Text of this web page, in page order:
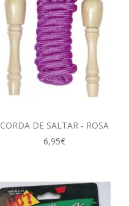
CORDA DE SALTAR - ROSA
6,95€